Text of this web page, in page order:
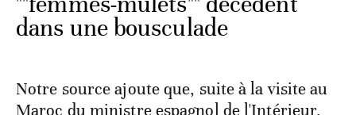
dans une bousculade
Notre source ajoute que, suite à la visite au
Maroc du ministre espagnol de l'Intérieur,